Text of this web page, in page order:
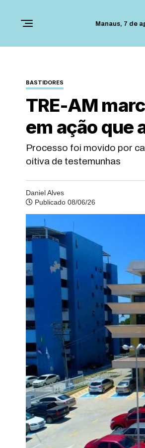
Manaus, 7 de
BASTIDORES
TRE-AM
em ação que
Processo foi movido por
oitiva de testemunhas
Daniel Alves
Publicado 08/06/26